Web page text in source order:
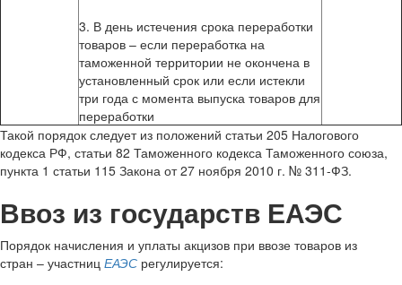
3. В день истечения срока переработки
товаров – если переработка на
таможенной территории не окончена в
установленный срок или если истекли
три года с момента выпуска товаров для
переработки
Такой порядок следует из положений статьи 205 Налогового
кодекса РФ, статьи 82 Таможенного кодекса Таможенного союза,
пункта 1 статьи 115 Закона от 27 ноября 2010 г. № 311-ФЗ.
Ввоз из государств ЕАЭС
Порядок начисления и уплаты акцизов при ввозе товаров из
стран – участниц ЕАЭС регулируется: